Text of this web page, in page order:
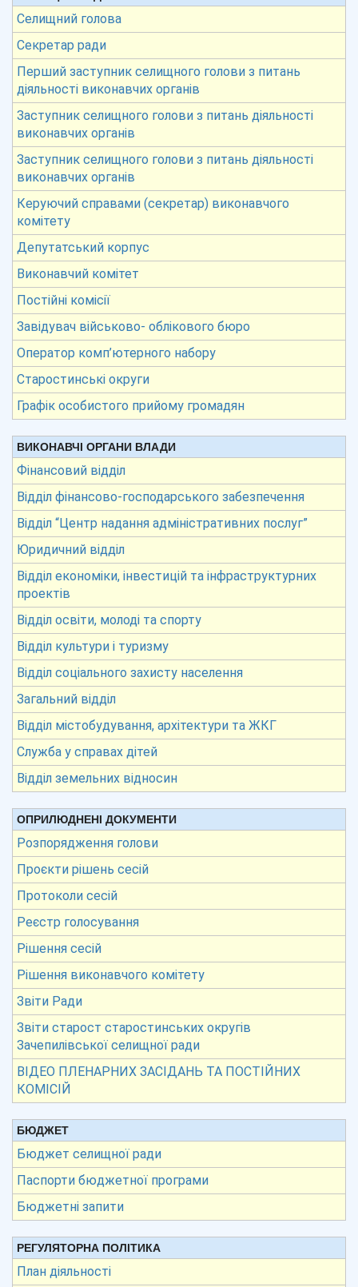
Селищний голова
Секретар ради
Перший заступник селищного голови з питань
діяльності виконавчих органів
Заступник селищного голови з питань діяльності
виконавчих органів
Заступник селищного голови з питань діяльності
виконавчих органів
Керуючий справами (секретар) виконавчого
комітету
Депутатський корпус
Виконавчий комітет
Постійні комісії
Завідувач військово- облікового бюро
Оператор комп’ютерного набору
Старостинські округи
Графік особистого прийому громадян
ВИКОНАВЧІ ОРГАНИ ВЛАДИ
Фінансовий відділ
Відділ фінансово-господарського забезпечення
Відділ “Центр надання адміністративних послуг”
Юридичний відділ
Відділ економіки, інвестицій та інфраструктурних
проектів
Відділ освіти, молоді та спорту
Відділ культури і туризму
Відділ соціального захисту населення
Загальний відділ
Відділ містобудування, архітектури та ЖКГ
Служба у справах дітей
Відділ земельних відносин
ОПРИЛЮДНЕНІ ДОКУМЕНТИ
Розпорядження голови
Проєкти рішень сесій
Протоколи сесій
Реєстр голосування
Рішення сесій
Рішення виконавчого комітету
Звіти Ради
Звіти старост старостинських округів
Зачепилівської селищної ради
ВІДЕО ПЛЕНАРНИХ ЗАСІДАНЬ ТА ПОСТІЙНИХ
КОМІСІЙ
БЮДЖЕТ
Бюджет селищної ради
Паспорти бюджетної програми
Бюджетні запити
РЕГУЛЯТОРНА ПОЛІТИКА
План діяльності